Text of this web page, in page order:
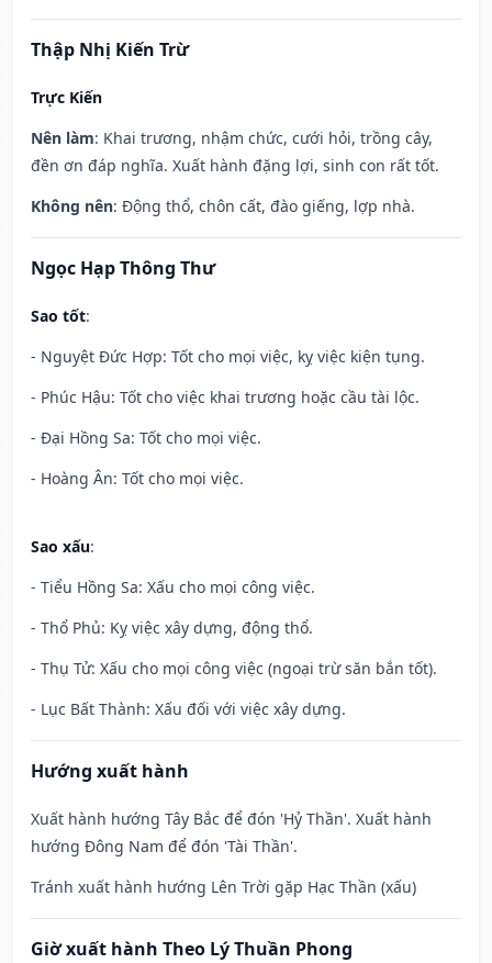
Thập Nhị Kiến Trừ
Trực Kiến
Nên làm: Khai trương, nhậm chức, cưới hỏi, trồng cây,
đền ơn đáp nghĩa. Xuất hành đặng lợi, sinh con rất tốt.
Không nên: Động thổ, chôn cất, đào giếng, lợp nhà.
Ngọc Hạp Thông Thư
Sao tốt:
- Nguyệt Đức Hợp: Tốt cho mọi việc, kỵ việc kiện tụng.
- Phúc Hậu: Tốt cho việc khai trương hoặc cầu tài lộc.
- Đại Hồng Sa: Tốt cho mọi việc.
- Hoàng Ân: Tốt cho mọi việc.
Sao xấu:
- Tiểu Hồng Sa: Xấu cho mọi công việc.
- Thổ Phủ: Kỵ việc xây dựng, động thổ.
- Thụ Tử: Xấu cho mọi công việc (ngoại trừ săn bắn tốt).
- Lục Bất Thành: Xấu đối với việc xây dựng.
Hướng xuất hành
Xuất hành hướng Tây Bắc để đón 'Hỷ Thần'. Xuất hành
hướng Đông Nam để đón 'Tài Thần'.
Tránh xuất hành hướng Lên Trời gặp Hạc Thần (xấu)
Giờ xuất hành Theo Lý Thuần Phong